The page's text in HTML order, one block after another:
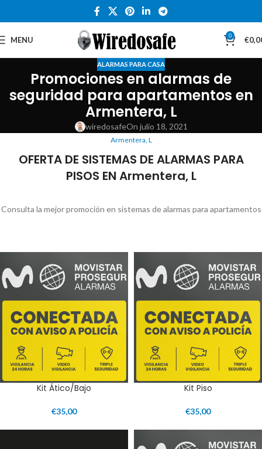
MENU 0 €
ALARMAS PARA CASA
Promociones en alarmas de
seguridad para apartamentos en
Armentera, L
wiredosafeOn julio 18, 2021
Armentera, L
OFERTA DE SISTEMAS DE ALARMAS PARA
PISOS EN Armentera, L
Consulta la mejor promoción en sistemas de alarmas para apartamentos
Kit Ático/Bajo
€35,00
Kit Piso
€35,00